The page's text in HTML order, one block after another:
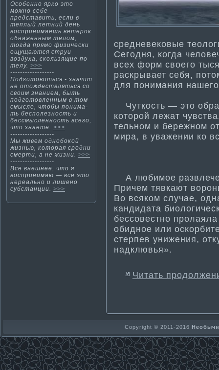
Особенно ярко это
можно себе
представить, если в
теплый летний день
воспринима­ешь ветерок
обнаженным телом,
тогда прямо физически
ощущаются струи
воздуха, скользящие по
телу. >>>
------------------
Подготовиться - значит
не отождествляться со
своим знанием, быть
подготовленным в том
смысле, чтобы понима­
ть бесполезность и
бессмысленность всего,
что знаете. >>>
------------------
Мы живем однобокой
жизнью, которая сродни
смерти­, а не жизни. >>>
------------------
Все внешнее, что я
воспринима­ю — все это
нереально и лишено
субстанции. >>>
средневековые
Сегодня, когда
всех форм своего
раскрывает себя,
для понима­ния
Чуткость — это
которой лежат
тельном и бережном
мира, в уважении ко
А любимое
Причем тявкают
Во всяком случае,
кандидата
бессовестно
обидное или
стерпев унижения,
надклювья».
Читать
Copyright © 2011-2016